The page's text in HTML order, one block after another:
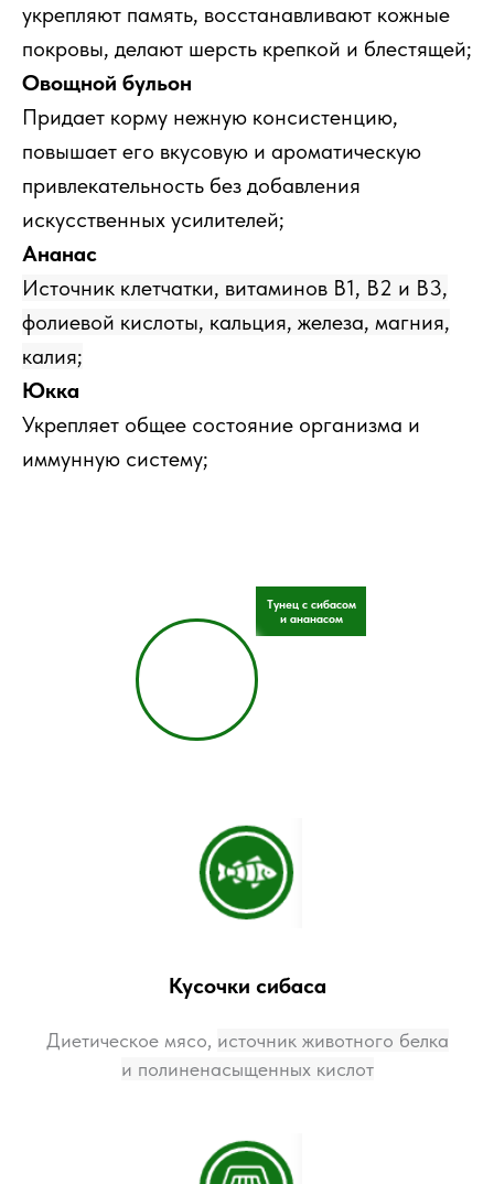
укрепляют память, восстанавливают кожные
покровы, делают шерсть крепкой и блестящей;
Овощной бульон
Придает корму нежную консистенцию,
повышает его вкусовую и ароматическую
привлекательность без добавления
искусственных усилителей;
Ананас
Источник клетчатки, витаминов B1, B2 и B3,
фолиевой кислоты, кальция, железа, магния,
калия;
Юкка
Укрепляет общее состояние организма и
иммунную систему;
Тунец с сибасом
и ананасом
Кусочки сибаса
Диетическое мясо, источник животного белка
и полиненасыщенных кислот